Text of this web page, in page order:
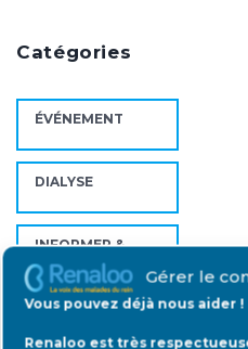
Gérer le
Vous pouvez déjà nous aider !
Renaloo est très
Catégories
ÉVÉNEMENT
DIALYSE
INFORMER &
ETATS GÉNÉRAUX